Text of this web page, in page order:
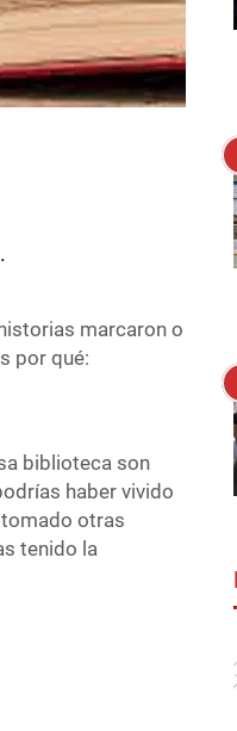
marcaron o
por qué:
biblioteca son
haber vivido
otras
tenido la